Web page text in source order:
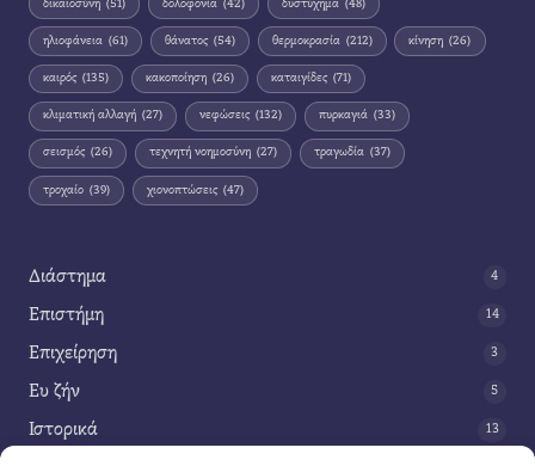
δικαιοσύνη (51) δολοφονία (42) δυστύχημα (48)
ηλιοφάνεια (61) θάνατος (54) θερμοκρασία (212) κίνηση (26)
καιρός (135) κακοποίηση (26) καταιγίδες (71)
κλιματική αλλαγή (27) νεφώσεις (132) πυρκαγιά (33)
σεισμός (26) τεχνητή νοημοσύνη (27) τραγωδία (37)
τροχαίο (39) χιονοπτώσεις (47)
Διάστημα 4
Επιστήμη 14
Επιχείρηση 3
Ευ ζήν 5
Ιστορικά 13